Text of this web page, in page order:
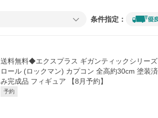
条件指定：
送料無料◆エクスプラス ギガンティックシリーズ
ロール (ロックマン) カプコン 全高約30cm 塗装済
み完成品 フィギュア 【8月予約】
予約